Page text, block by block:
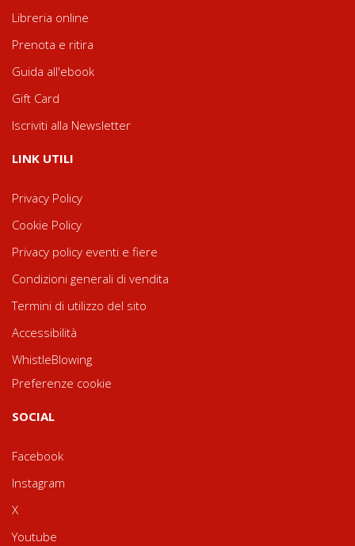
Libreria online
Prenota e ritira
Guida all'ebook
Gift Card
Iscriviti alla Newsletter
LINK UTILI
Privacy Policy
Cookie Policy
Privacy policy eventi e fiere
Condizioni generali di vendita
Termini di utilizzo del sito
Accessibilità
WhistleBlowing
Preferenze cookie
SOCIAL
Facebook
Instagram
X
Youtube